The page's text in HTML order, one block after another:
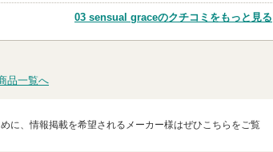
03 sensual graceのクチコミをもっと見る
品一覧へ
に、情報掲載を希望されるメーカー様はぜひこちらをご覧